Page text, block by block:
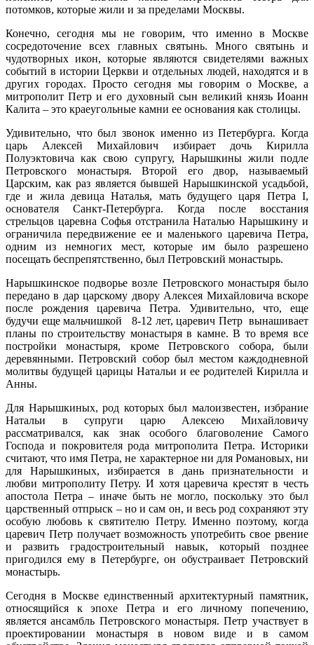
потомков, которые жили и за пределами Москвы.
Конечно, сегодня мы не говорим, что именно в Москве
сосредоточение всех главных святынь. Много святынь и
чудотворных икон, которые являются свидетелями важных
событий в истории Церкви и отдельных людей, находятся и в
других городах. Просто сегодня мы говорим о Москве, а
митрополит Петр и его духовный сын великий князь Иоанн
Калита – это краеугольные камни ее основания как столицы.
Удивительно, что был звонок именно из Петербурга. Когда
царь Алексей Михайлович избирает дочь Кирилла
Полуэктовича как свою супругу, Нарышкины жили подле
Петровского монастыря. Второй его двор, называемый
Царским, как раз является бывшей Нарышкинской усадьбой,
где и жила девица Наталья, мать будущего царя Петра I,
основателя Санкт-Петербурга. Когда после восстания
стрельцов царевна Софья отстранила Наталью Нарышкину и
ограничила передвижение ее и маленького царевича Петра,
одним из немногих мест, которые им было разрешено
посещать беспрепятственно, был Петровский монастырь.
Нарышкинское подворье возле Петровского монастыря было
передано в дар царскому двору Алексея Михайловича вскоре
после рождения царевича Петра. Удивительно, что, еще
будучи еще мальчишкой 8-12 лет, царевич Петр вынашивает
планы по строительству монастыря в камне. В то время все
постройки монастыря, кроме Петровского собора, были
деревянными. Петровский собор был местом каждодневной
молитвы будущей царицы Натальи и ее родителей Кирилла и
Анны.
Для Нарышкиных, род которых был малоизвестен, избрание
Натальи в супруги царю Алексею Михайловичу
рассматривался, как знак особого благоволение Самого
Господа и покровителя рода митрополита Петра. Историки
считают, что имя Петра, не характерное ни для Романовых, ни
для Нарышкиных, избирается в дань признательности и
любви митрополиту Петру. И хотя царевича крестят в честь
апостола Петра – иначе быть не могло, поскольку это был
царственный отпрыск – но и сам он, и весь род сохраняют эту
особую любовь к святителю Петру. Именно поэтому, когда
царевич Петр получает возможность употребить свое рвение
и развить градостроительный навык, который позднее
пригодился ему в Петербурге, он обустраивает Петровский
монастырь.
Сегодня в Москве единственный архитектурный памятник,
относящийся к эпохе Петра и его личному попечению,
является ансамбль Петровского монастыря. Петр участвует в
проектировании монастыря в новом виде и в самом